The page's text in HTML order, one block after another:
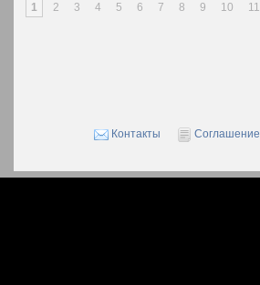
1 2 3 4 5 6 7 8 9 10 11
Контакты Соглашение